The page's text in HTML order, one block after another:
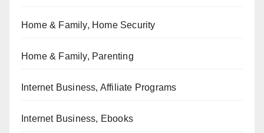
Home & Family, Home Security
Home & Family, Parenting
Internet Business, Affiliate Programs
Internet Business, Ebooks